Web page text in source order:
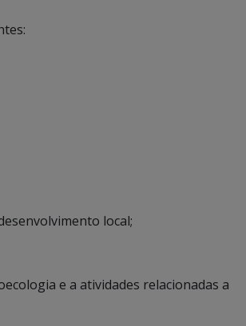
local;
e a atividades relacionadas a